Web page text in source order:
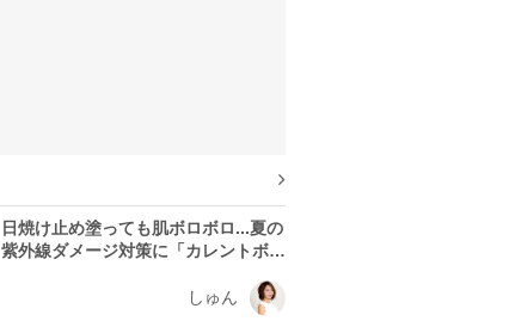
日焼け止め塗っても肌ボロボロ...夏の
紫外線ダメージ対策に「カレントボデ
しゅん